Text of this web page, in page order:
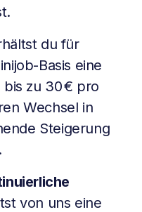
du für
Basis eine
zu 30 € pro
Wechsel in
Steigerung
von uns eine